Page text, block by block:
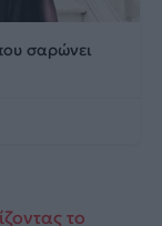
σαρώνει